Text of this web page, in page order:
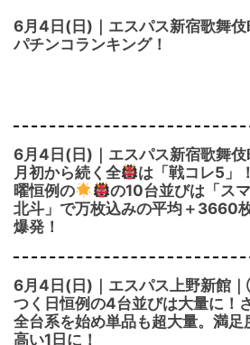
6月4日(日)｜エスパス新宿歌舞伎
パチンコランキング！
6月4日(日)｜エスパス新宿歌舞伎
月初から続く全
は「戦コレ5」
曜恒例の
の10台並びは「ス
北斗」で万枚込みの平均＋3660
爆発！
6月4日(日)｜エスパス上野新館
つく日恒例の4台並びは大量に！
全台系を始め単品も超大量。満足
高い1日に！